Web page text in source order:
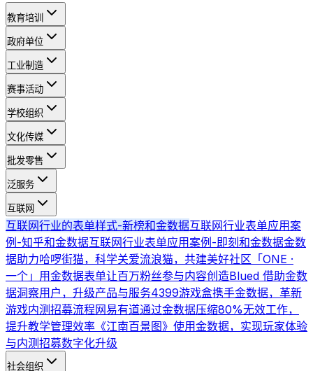
教育培训
政府单位
工业制造
赛事活动
学校组织
文化传媒
批发零售
泛服务
互联网
互联网行业的表单样式-新榜和金数据互联网行业表单应用案
例-知乎和金数据互联网行业表单应用案例-即刻和金数据金数
据助力哈啰街猫，科学关爱流浪猫，共建美好社区 「ONE ·
一个」用金数据表单让百万粉丝参与内容创造Blued 借助金数
据洞察用户，升级产品与服务4399游戏盒携手金数据，革新
游戏内测招募流程网易有道通过金数据压缩80%无效工作，
提升教学管理效率 《江南百景图》使用金数据，实现玩家体验
与内测招募数字化升级
社会组织